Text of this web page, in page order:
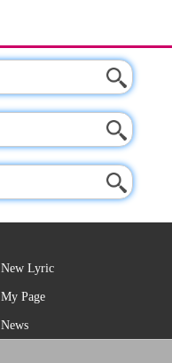
New Lyric
My Page
News